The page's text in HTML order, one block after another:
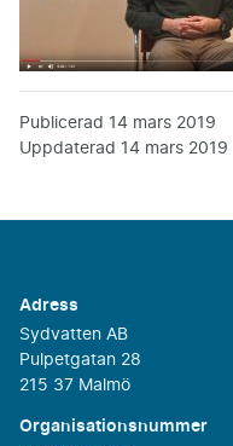
Publicerad 14 mars 2019
Uppdaterad 14 mars 2019
Adress
Sydvatten AB
Pulpetgatan 28
215 37 Malmö
Organisationsnummer